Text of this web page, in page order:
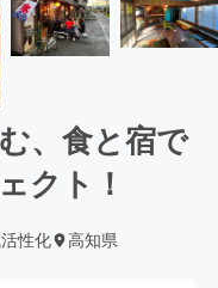
、食と宿で
クト！
性化 高知県